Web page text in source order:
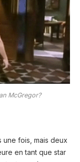
McGregor?
une fois, mais deux
en tant que star